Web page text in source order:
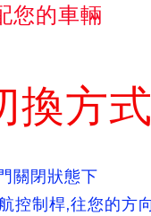
您的車輛
方
態下
桿,往您的方向